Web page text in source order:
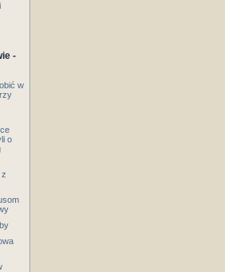
-
w
o
z